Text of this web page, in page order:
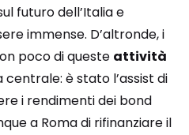
futuro dell’Italia e
immense. D’altronde, i
poco di queste attività
è stato l’assist di
i rendimenti dei bond
a Roma di rifinanziare il